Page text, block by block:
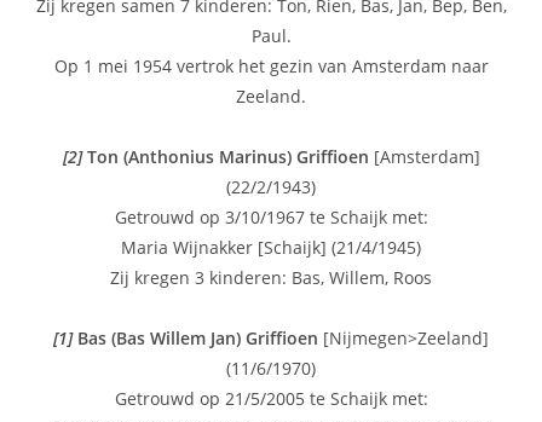
Zij kregen samen 7 kinderen: Ton, Rien, Bas, Jan, Bep, Ben,
Paul.
Op 1 mei 1954 vertrok het gezin van Amsterdam naar
Zeeland.
[2]Ton (Anthonius Marinus) Griffioen [Amsterdam]
(22/2/1943)
Getrouwd op 3/10/1967 te Schaijk met:
Maria Wijnakker [Schaijk] (21/4/1945)
Zij kregen 3 kinderen: Bas, Willem, Roos
[1]Bas (Bas Willem Jan) Griffioen [Nijmegen>Zeeland]
(11/6/1970)
Getrouwd op 21/5/2005 te Schaijk met: